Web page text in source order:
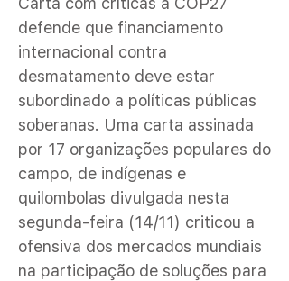
defende que financiamento
internacional contra
desmatamento deve estar
subordinado a políticas públicas
soberanas. Uma carta assinada
por 17 organizações populares do
campo, de indígenas e
quilombolas divulgada nesta
segunda-feira (14/11) criticou a
ofensiva dos mercados mundiais
na participação de soluções para